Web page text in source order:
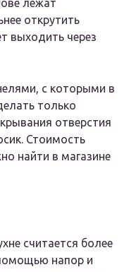
лежат
открутить
выходить через
с которыми в
только
отверстия
Стоимость
найти в магазине
считается более
напор и